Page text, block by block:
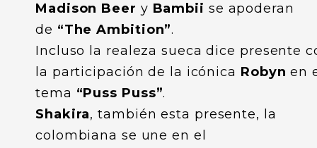
Madison Beer y Bambii se apoderan
de “The Ambition”.
Incluso la realeza sueca dice presente
la participación de la icónica Robyn en
tema “Puss Puss”.
Shakira, también esta presente, la
colombiana se une en el